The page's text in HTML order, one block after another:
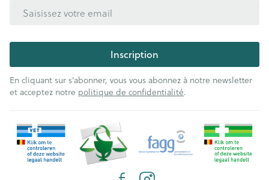
Inscription
En cliquant sur s'abonner, vous vous abonnez à notre newsletter
et acceptez notre politique de confidentialité.